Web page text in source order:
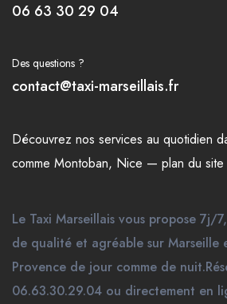
06 63 30 29 04
Des questions ?
contact@taxi-marseillais.fr
Découvrez nos services au quotidien
comme Montoban, Nice — plan du
Le Taxi Marseillais vous propose 7j/
de qualité et agréable sur Marseille
Provence de jour comme de
06.63.30.29.04 ou directement en